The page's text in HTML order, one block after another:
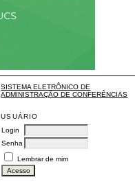
SISTEMA ELETRÔNICO DE
ADMINISTRAÇÃO DE CONFERÊNCIAS
USUÁRIO
Login
Senha
Lembrar de mim